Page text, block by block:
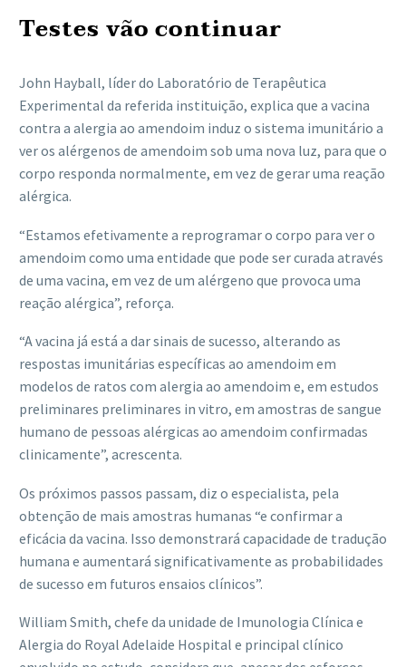
Testes vão continuar
John Hayball, líder do Laboratório de Terapêutica
Experimental da referida instituição, explica que a vacina
contra a alergia ao amendoim induz o sistema imunitário a
ver os alérgenos de amendoim sob uma nova luz, para que o
corpo responda normalmente, em vez de gerar uma reação
alérgica.
“Estamos efetivamente a reprogramar o corpo para ver o
amendoim como uma entidade que pode ser curada através
de uma vacina, em vez de um alérgeno que provoca uma
reação alérgica”, reforça.
“A vacina já está a dar sinais de sucesso, alterando as
respostas imunitárias específicas ao amendoim em
modelos de ratos com alergia ao amendoim e, em estudos
preliminares preliminares in vitro, em amostras de sangue
humano de pessoas alérgicas ao amendoim confirmadas
clinicamente”, acrescenta.
Os próximos passos passam, diz o especialista, pela
obtenção de mais amostras humanas “e confirmar a
eficácia da vacina. Isso demonstrará capacidade de tradução
humana e aumentará significativamente as probabilidades
de sucesso em futuros ensaios clínicos”.
William Smith, chefe da unidade de Imunologia Clínica e
Alergia do Royal Adelaide Hospital e principal clínico